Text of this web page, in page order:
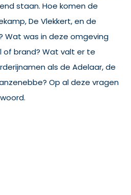
staan. Hoe komen de
De Vlekkert, en de
Wat was in deze omgeving
of brand? Wat valt er te
als de Adelaar, de
Op al deze vragen